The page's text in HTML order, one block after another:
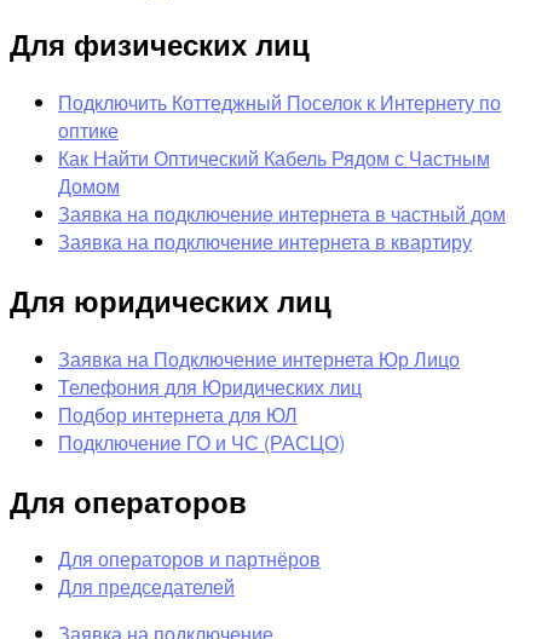
Для физических лиц
Подключить Коттеджный Поселок к Интернету по
оптике
Как Найти Оптический Кабель Рядом с Частным
Домом
Заявка на подключение интернета в частный дом
Заявка на подключение интернета в квартиру
Для юридических лиц
Заявка на Подключение интернета Юр Лицо
Телефония для Юридических лиц
Подбор интернета для ЮЛ
Подключение ГО и ЧС (РАСЦО)
Для операторов
Для операторов и партнёров
Для председателей